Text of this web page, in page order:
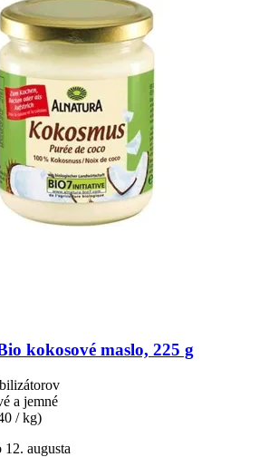
kokosové maslo, 225 g
a jemné
/ kg)
augusta